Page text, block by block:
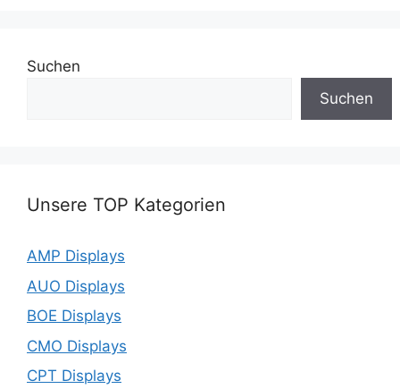
Suchen
Suchen
Unsere TOP Kategorien
AMP Displays
AUO Displays
BOE Displays
CMO Displays
CPT Displays